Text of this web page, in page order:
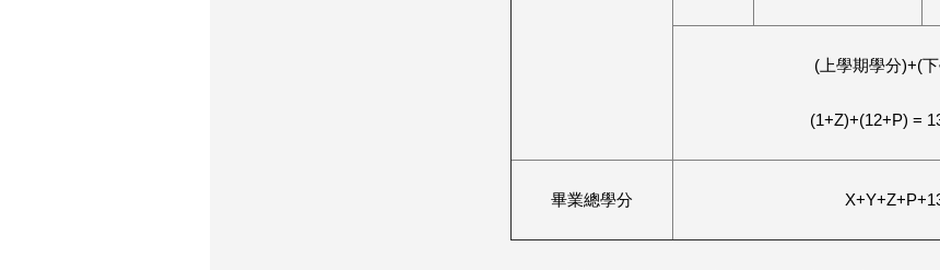
(上學期學分)+(
(1+Z)+(12+P) =
畢業總學分